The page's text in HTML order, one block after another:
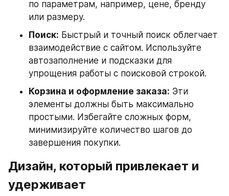
по параметрам, например, цене, бренду
или размеру.
Поиск: Быстрый и точный поиск облегчает
взаимодействие с сайтом. Используйте
автозаполнение и подсказки для
упрощения работы с поисковой строкой.
Корзина и оформление заказа: Эти
элементы должны быть максимально
простыми. Избегайте сложных форм,
минимизируйте количество шагов до
завершения покупки.
Дизайн, который привлекает и
удерживает